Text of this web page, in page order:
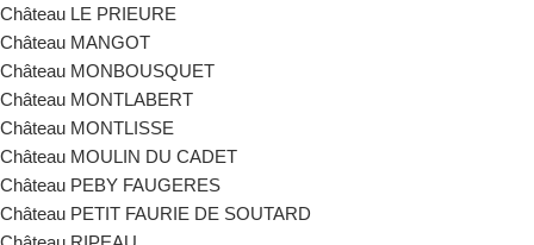
Château LE PRIEURE
Château MANGOT
Château MONBOUSQUET
Château MONTLABERT
Château MONTLISSE
Château MOULIN DU CADET
Château PEBY FAUGERES
Château PETIT FAURIE DE SOUTARD